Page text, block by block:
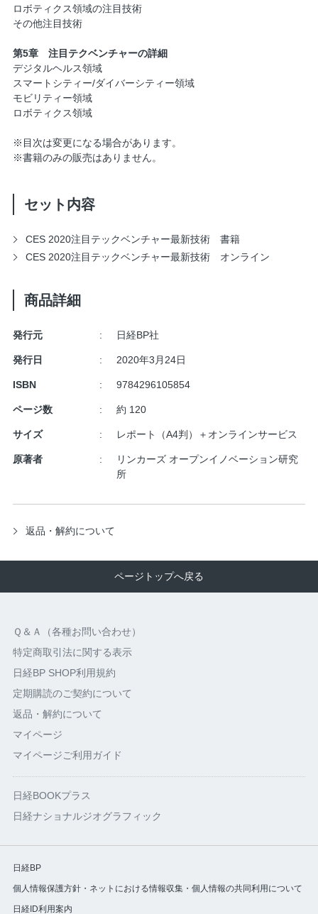
ロボティクス領域の注目技術
その他注目技術
第5章 注目テクベンチャーの詳細
デジタルヘルス領域
スマートシティー/ダイバーシティー領域
モビリティー領域
ロボティクス領域
※目次は変更になる場合があります。
※書籍のみの販売はありません。
セット内容
CES 2020注目テックベンチャー最新技術 書籍
CES 2020注目テックベンチャー最新技術 オンライン
商品詳細
発行元 日経BP社
発行日 2020年3月24日
ISBN 9784296105854
ページ数 約 120
サイズ レポート（A4判）＋オンラインサービス
原著者
リンカーズ オープンイノベーション研究
所
返品・解約について
ページトップへ戻る
Ｑ＆Ａ（各種お問い合わせ）
特定商取引法に関する表示
日経BP SHOP利用規約
定期購読のご契約について
返品・解約について
マイページ
マイページご利用ガイド
日経BOOKプラス
日経ナショナルジオグラフィック
日経BP
個人情報保護方針・ネットにおける情報収集・個人情報の共同利用について
日経ID利用案内